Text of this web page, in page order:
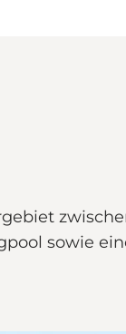
sowie